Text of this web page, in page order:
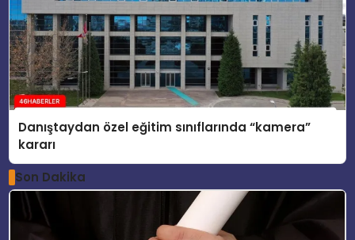
Danıştaydan özel eğitim sınıflarında “kamera”
kararı
Son Dakika